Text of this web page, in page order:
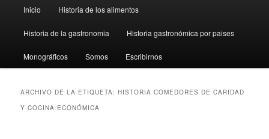
principal
Inicio Historia de los alimentos
Historia de la gastronomia Historia gastronómica por paises
Monográficos Somos Escribirnos
ARCHIVO DE LA ETIQUETA:HISTORIA COMEDORES DE CARIDAD
Y COCINA ECONÓMICA